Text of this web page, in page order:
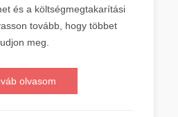
és a költségmegtakarítási
tovább, hogy többet
meg.
olvasom